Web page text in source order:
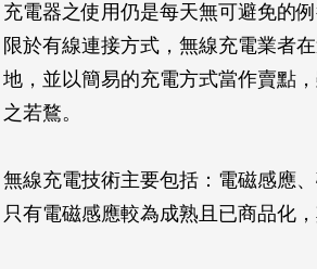
充電器之使用仍是每天無可避免的
限於有線連接方式，無線充電業者
地，並以簡易的充電方式當作賣點
之若鶩。
無線充電技術主要包括：電磁感應
只有電磁感應較為成熟且已商品化